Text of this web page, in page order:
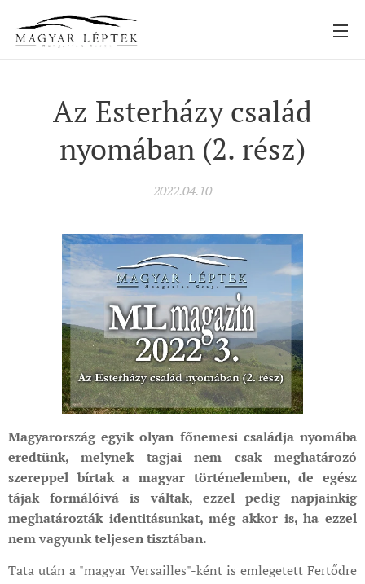
Az Esterházy család
nyomában (2. rész)
2022.04.10
Magyarország egyik olyan főnemesi családja nyomába
eredtünk, melynek tagjai nem csak meghatározó
szereppel bírtak a magyar történelemben, de egész
tájak formálóivá is váltak, ezzel pedig napjainkig
meghatározták identitásunkat, még akkor is, ha ezzel
nem vagyunk teljesen tisztában.
Tata után a "magyar Versailles"-ként is emlegetett Fertődre